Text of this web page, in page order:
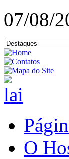
07/08/
O